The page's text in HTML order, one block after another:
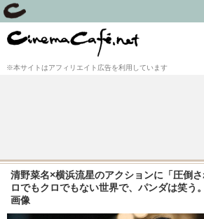
※本サイトはアフィリエイト広告を利用しています
清野菜名×横浜流星のアクションに「圧倒
ロでもクロでもない世界で、パンダは笑う
画像